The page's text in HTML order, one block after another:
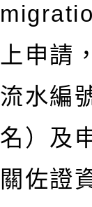
上申請
流水編
名）及
關佐證